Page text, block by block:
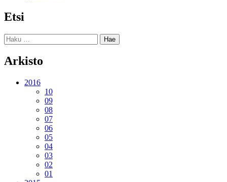
Etsi
Haku:
Arkisto
2016
10
09
08
07
06
05
04
03
02
01